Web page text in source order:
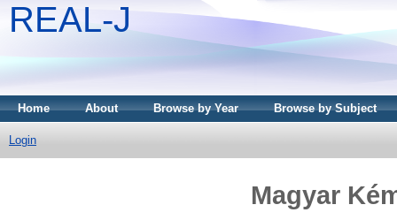
REAL-J
Home About Browse by Year Browse by Subject
Login
Magyar